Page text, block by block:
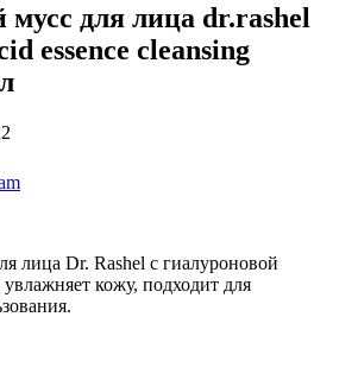
для лица dr.rashel
essence cleansing
лица Dr. Rashel с гиалуроновой
кожу, подходит для